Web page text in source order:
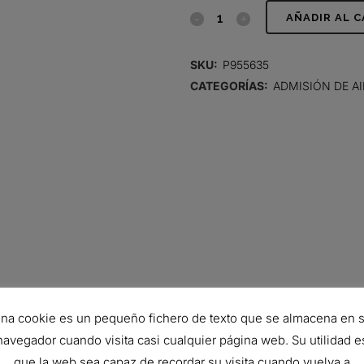
AIR AÑADIR AL
SKU: P955635
CATEGORÍAS: ADMISIÓN DE
460 MM
395 MM
cookie es un pequeño fichero de texto que se almacena en
cuando visita casi cualquier página web. Su utilidad